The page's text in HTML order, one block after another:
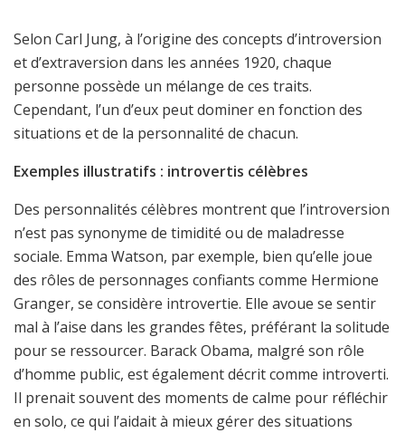
Selon Carl Jung, à l’origine des concepts d’introversion
et d’extraversion dans les années 1920, chaque
personne possède un mélange de ces traits.
Cependant, l’un d’eux peut dominer en fonction des
situations et de la personnalité de chacun.
Exemples illustratifs : introvertis célèbres
Des personnalités célèbres montrent que l’introversion
n’est pas synonyme de timidité ou de maladresse
sociale. Emma Watson, par exemple, bien qu’elle joue
des rôles de personnages confiants comme Hermione
Granger, se considère introvertie. Elle avoue se sentir
mal à l’aise dans les grandes fêtes, préférant la solitude
pour se ressourcer. Barack Obama, malgré son rôle
d’homme public, est également décrit comme introverti.
Il prenait souvent des moments de calme pour réfléchir
en solo, ce qui l’aidait à mieux gérer des situations